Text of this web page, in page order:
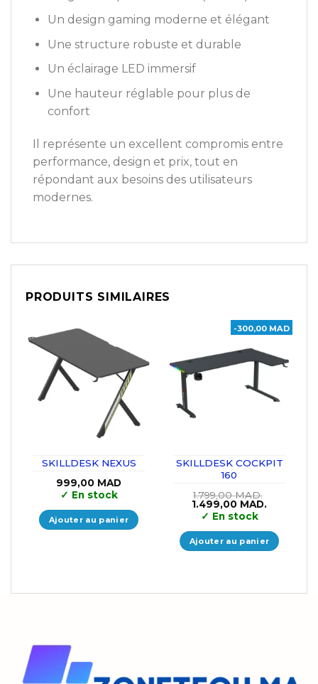
Un design gaming moderne et élégant
Une structure robuste et durable
Un éclairage LED immersif
Une hauteur réglable pour plus de
confort
Il représente un excellent compromis entre
performance, design et prix, tout en
répondant aux besoins des utilisateurs
modernes.
PRODUITS SIMILAIRES
SKILLDESK NEXUS
999,00 MAD
✓ En stock
Ajouter au panier
-300,00 MAD
SKILLDESK COCKPIT
160
1.799,00MAD.
Le
prix
initial
était :
1.799,00 MAD..
1.499,00 MAD.
est :
1.499,00
✓ En stock
Ajouter au panier